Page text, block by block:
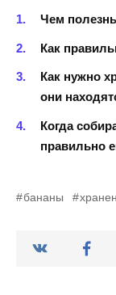
Чем
Как
Как нужно
они
Когда
правильно
бананы